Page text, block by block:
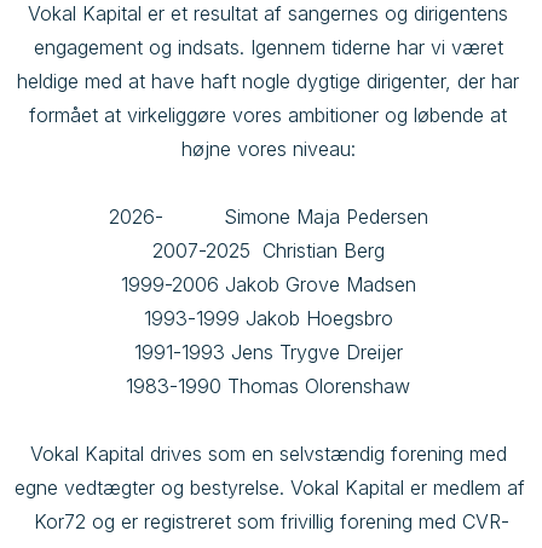
Vokal Kapital er et resultat af sangernes og dirigentens
engagement og indsats. Igennem tiderne har vi været
heldige med at have haft nogle dygtige dirigenter, der har
formået at virkeliggøre vores ambitioner og løbende at
højne vores niveau:
2026-          Simone Maja Pedersen
2007-2025  Christian Berg
1999-2006 Jakob Grove Madsen
1993-1999 Jakob Hoegsbro
1991-1993 Jens Trygve Dreijer
1983-1990 Thomas Olorenshaw
Vokal Kapital drives som en selvstændig forening med
egne vedtægter og bestyrelse. Vokal Kapital er medlem af
Kor72 og er registreret som frivillig forening med CVR-